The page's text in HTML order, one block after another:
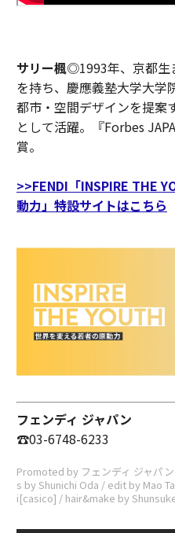
サリー楓◎1993年、京都生
を持ち、慶應義塾大学大学
都市・空間デザインを提案
として活躍。『Forbes
賞。
>>FENDI「INSPIRE THE
動力」特設サイトはこちら
フェンディ ジャパン
☎03-6748-6233
Promoted by フェンディ ジャパ
s by Shunichi Oda / edit by Mao
i[casico] / hair&make by